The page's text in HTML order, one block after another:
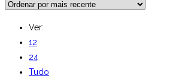
Ver:
12
24
Tudo